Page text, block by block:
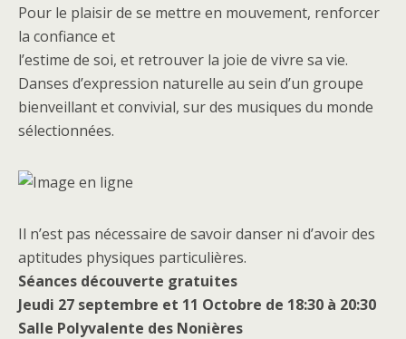
Pour le plaisir de se mettre en mouvement, renforcer
la confiance et
l’estime de soi, et retrouver la joie de vivre sa vie.
Danses d’expression naturelle au sein d’un groupe
bienveillant et convivial, sur des musiques du monde
sélectionnées.
Il n’est pas nécessaire de savoir danser ni d’avoir des
aptitudes physiques particulières.
Séances découverte gratuites
Jeudi 27 septembre et 11 Octobre de 18:30 à 20:30
Salle Polyvalente des Nonières